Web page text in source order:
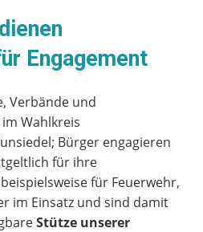
Engagement
Verbände und
Wahlkreis
Bürger engagieren
für ihre
für Feuerwehr,
im Einsatz und sind damit
Stütze unserer